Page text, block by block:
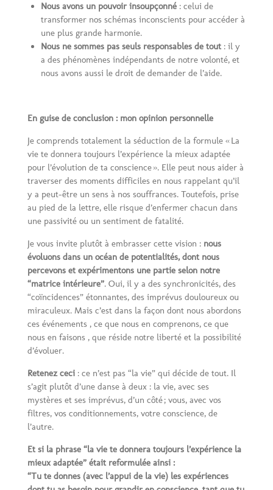
Nous avons un pouvoir insoupçonné : celui de
transformer nos schémas inconscients pour accéder à
une plus grande harmonie.
Nous ne sommes pas seuls responsables de tout : il y
a des phénomènes indépendants de notre volonté, et
nous avons aussi le droit de demander de l’aide.
En guise de conclusion : mon opinion personnelle
Je comprends totalement la séduction de la formule « La
vie te donnera toujours l’expérience la mieux adaptée
pour l’évolution de ta conscience ». Elle peut nous aider à
traverser des moments difficiles en nous rappelant qu’il
y a peut-être un sens à nos souffrances. Toutefois, prise
au pied de la lettre, elle risque d’enfermer chacun dans
une passivité ou un sentiment de fatalité.
Je vous invite plutôt à embrasser cette vision : nous
évoluons dans un océan de potentialités, dont nous
percevons et expérimentons une partie selon notre
“matrice intérieure”. Oui, il y a des synchronicités, des
“coïncidences” étonnantes, des imprévus douloureux ou
miraculeux. Mais c’est dans la façon dont nous abordons
ces événements , ce que nous en comprenons, ce que
nous en faisons , que réside notre liberté et la possibilité
d’évoluer.
Retenez ceci: ce n’est pas “la vie” qui décide de tout. Il
s’agit plutôt d’une danse à deux : la vie, avec ses
mystères et ses imprévus, d’un côté ; vous, avec vos
filtres, vos conditionnements, votre conscience, de
l’autre.
Et si la phrase “la vie te donnera toujours l’expérience la
mieux adaptée” était reformulée ainsi :
“Tu te donnes (avec l’appui de la vie) les expériences